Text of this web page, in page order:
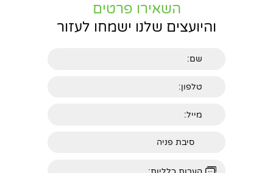
השאירו פרטים
והיועצים שלנו ישמחו לעזור